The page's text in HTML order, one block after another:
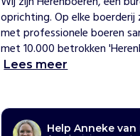
H
e
r
e
n
oprichting. Op elke boerderij
met professionele boeren
met 10.000 betrokken
Lees meer
Help Anneke